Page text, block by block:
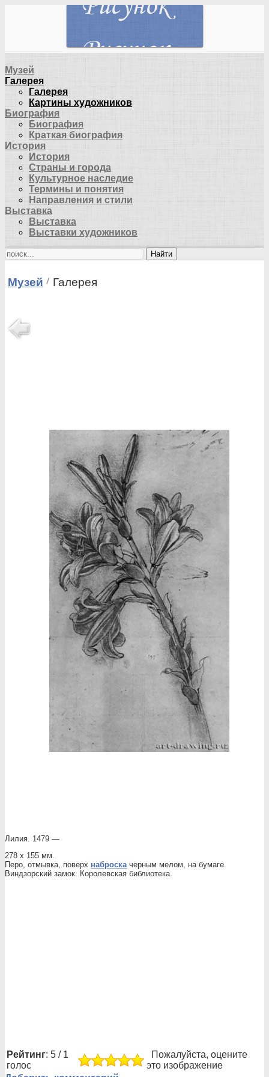
Музей
Галерея
Галерея
Картины художников
Биография
Биография
Краткая биография
История
История
Страны и города
Культурное наследие
Термины и понятия
Направления и стили
Выставка
Выставка
Выставки художников
Найти
Музей Галерея
Лилия. 1479 —
278 х 155 мм.
Перо, отмывка, поверх наброскачерным мелом, на бумаге.
Виндзорский замок. Королевская библиотека.
Рейтинг: 5 / 1
голос
Пожалуйста, оцените
это изображение